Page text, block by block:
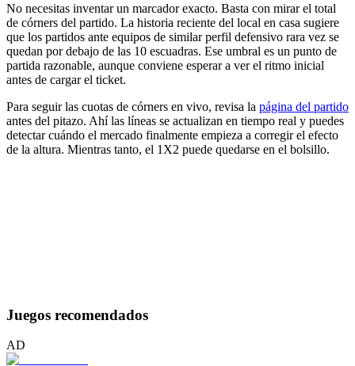
No necesitas inventar un marcador exacto. Basta con mirar el total
de córners del partido. La historia reciente del local en casa sugiere
que los partidos ante equipos de similar perfil defensivo rara vez se
quedan por debajo de las 10 escuadras. Ese umbral es un punto de
partida razonable, aunque conviene esperar a ver el ritmo inicial
antes de cargar el ticket.
Para seguir las cuotas de córners en vivo, revisa la página del partido
antes del pitazo. Ahí las líneas se actualizan en tiempo real y puedes
detectar cuándo el mercado finalmente empieza a corregir el efecto
de la altura. Mientras tanto, el 1X2 puede quedarse en el bolsillo.
Juegos recomendados
AD